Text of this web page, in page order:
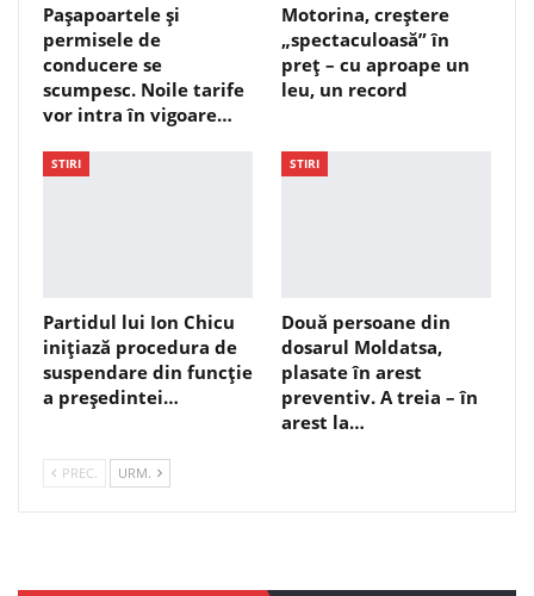
Pașapoartele și
permisele de
conducere se
scumpesc. Noile tarife
vor intra în vigoare…
Motorina, creștere
„spectaculoasă” în
preț – cu aproape un
leu, un record
STIRI
Partidul lui Ion Chicu
inițiază procedura de
suspendare din funcție
a președintei…
STIRI
Două persoane din
dosarul Moldatsa,
plasate în arest
preventiv. A treia – în
arest la…
PREC. URM.